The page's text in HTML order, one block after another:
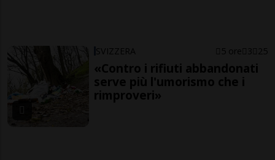
SVIZZERA 5 ore 3 25
«Contro i rifiuti abbandonati
serve più l'umorismo che i
rimproveri»